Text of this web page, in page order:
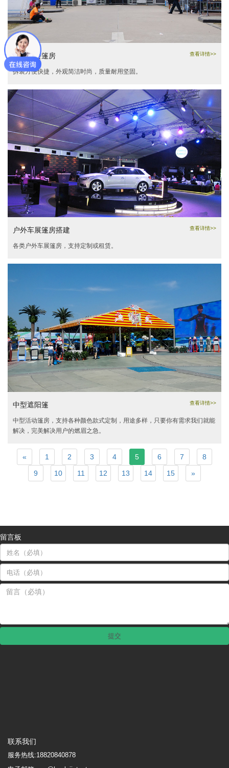
查看详情>>
常规展会篷房
拆装方便快捷，外观简洁时尚，质量耐用坚固。
查看详情>>
户外车展篷房搭建
各类户外车展篷房，支持定制或租赁。
查看详情>>
中型遮阳篷
中型活动篷房，支持各种颜色款式定制，用途多样，只要你有需求我们就能
解决，完美解决用户的燃眉之急。
« 1 2 3 4 5 6 7
8
9
10 11 12 13 14 15 »
联系我们
服务热线:18820840878
留言板